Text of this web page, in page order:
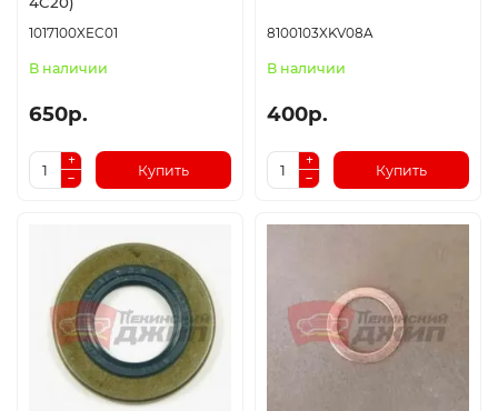
1017100XEC01
В наличии
650р.
Купить
8100103XKV08A
В наличии
400р.
Купить